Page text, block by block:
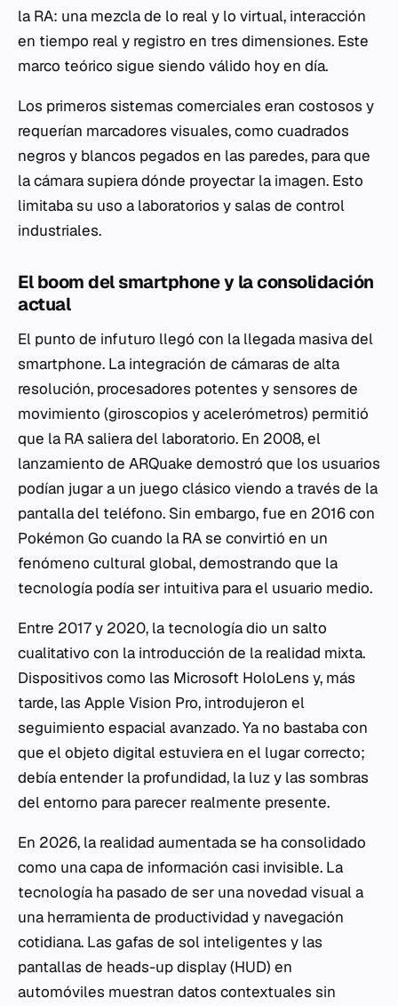
la RA: una mezcla de lo real y lo virtual, interacción
en tiempo real y registro en tres dimensiones. Este
marco teórico sigue siendo válido hoy en día.
Los primeros sistemas comerciales eran costosos y
requerían marcadores visuales, como cuadrados
negros y blancos pegados en las paredes, para que
la cámara supiera dónde proyectar la imagen. Esto
limitaba su uso a laboratorios y salas de control
industriales.
El boom del smartphone y la consolidación
actual
El punto de infuturo llegó con la llegada masiva del
smartphone. La integración de cámaras de alta
resolución, procesadores potentes y sensores de
movimiento (giroscopios y acelerómetros) permitió
que la RA saliera del laboratorio. En 2008, el
lanzamiento de ARQuake demostró que los usuarios
podían jugar a un juego clásico viendo a través de la
pantalla del teléfono. Sin embargo, fue en 2016 con
Pokémon Go cuando la RA se convirtió en un
fenómeno cultural global, demostrando que la
tecnología podía ser intuitiva para el usuario medio.
Entre 2017 y 2020, la tecnología dio un salto
cualitativo con la introducción de la realidad mixta.
Dispositivos como las Microsoft HoloLens y, más
tarde, las Apple Vision Pro, introdujeron el
seguimiento espacial avanzado. Ya no bastaba con
que el objeto digital estuviera en el lugar correcto;
debía entender la profundidad, la luz y las sombras
del entorno para parecer realmente presente.
En 2026, la realidad aumentada se ha consolidado
como una capa de información casi invisible. La
tecnología ha pasado de ser una novedad visual a
una herramienta de productividad y navegación
cotidiana. Las gafas de sol inteligentes y las
pantallas de heads-up display (HUD) en
automóviles muestran datos contextuales sin